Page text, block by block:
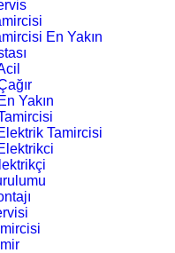
En Yakın
Yakın
Tamircisi